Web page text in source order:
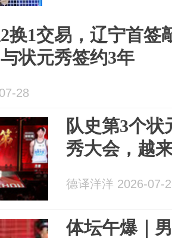
换1交易，辽宁首签
状元秀签约3年
28
队史第3个
秀大会，越
德译洋洋 2026-07-
体坛午爆｜